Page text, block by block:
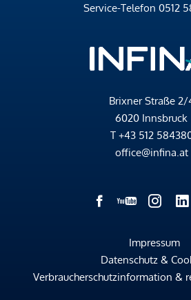
Service-Telefon 0512
Brixner Straße 2/
6020 Innsbruck
T +43 512
office@infina.at
Impressum
Datenschutz &
Verbraucherschutzinformation &